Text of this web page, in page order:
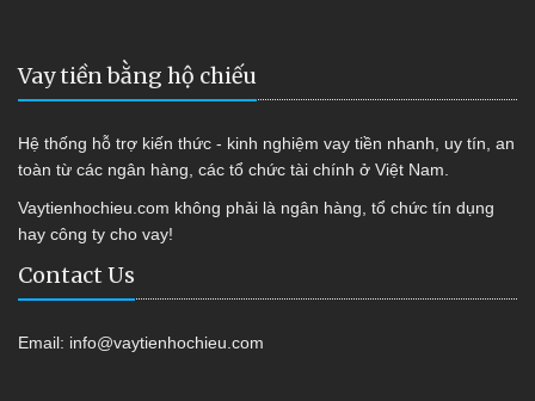
Vay tiền bằng hộ chiếu
Hệ thống hỗ trợ kiến thức - kinh nghiệm vay tiền nhanh, uy tín, an
toàn từ các ngân hàng, các tổ chức tài chính ở Việt Nam.
Vaytienhochieu.com không phải là ngân hàng, tổ chức tín dụng
hay công ty cho vay!
Contact Us
Email: info@vaytienhochieu.com